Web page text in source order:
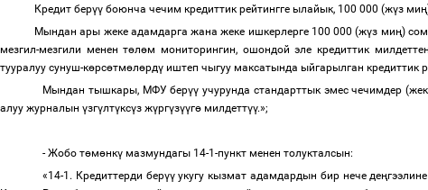
Кредит берүү боюнча чечим кредиттик рейтингге ылайык, 100 000 (жүз миң
Мындан ары жеке адамдарга жана жеке ишкерлерге 100 000 (жүз миң)
мезгил-мезгили менен төлөм мониторингин, ошондой эле кредиттик
тууралуу сунуш-көрсөтмөлөрдү иштеп чыгуу максатында ыйгарылган кредиттик
Мындан тышкары, МФУ берүү учурунда стандарттык эмес чечимдер
алуу журналын үзгүлтүксүз жүргүзүүгө милдеттүү.»;
- Жобо төмөнкү мазмундагы 14-1-пункт менен толукталсын:
«14-1. Кредиттерди берүүукугу кызмат адамдардын бир нече дең